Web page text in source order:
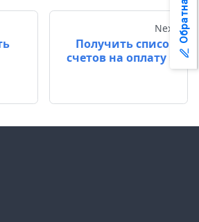
Next
Получить список
счетов на оплату